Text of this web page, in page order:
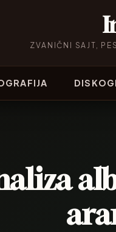
ZVANIČNI SAJT,